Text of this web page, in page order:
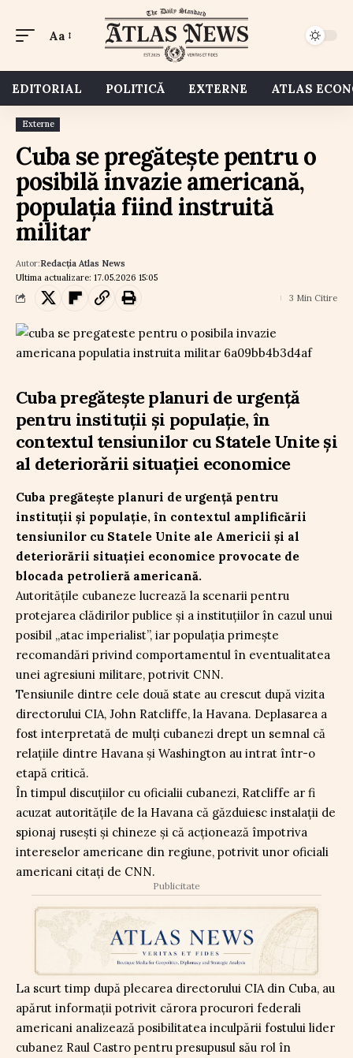
Aa
EDITORIAL POLITICĂ EXTERNE ATLAS
Externe
Cuba se pregătește pentru o
posibilă invazie americană,
populația fiind instruită
militar
Ultima actualizare: 17.05.2026 15:05
Autor:Redacția Atlas News
3 Min Citire
Cuba pregătește planuri de urgență
pentru instituții și populație, în
contextul tensiunilor cu Statele Unite și
al deteriorării situației economice
Cuba pregătește planuri de urgență pentru
instituții și populație, în contextul amplificării
tensiunilor cu Statele Unite ale Americii și al
deteriorării situației economice provocate de
blocada petrolieră americană.
Autoritățile cubaneze lucrează la scenarii pentru
protejarea clădirilor publice și a instituțiilor în cazul unui
posibil „atac imperialist”, iar populația primește
recomandări privind comportamentul în eventualitatea
unei agresiuni militare, potrivit CNN.
Tensiunile dintre cele două state au crescut după vizita
directorului CIA, John Ratcliffe, la Havana. Deplasarea a
fost interpretată de mulți cubanezi drept un semnal că
relațiile dintre Havana și Washington au intrat într-o
etapă critică.
În timpul discuțiilor cu oficialii cubanezi, Ratcliffe ar fi
acuzat autoritățile de la Havana că găzduiesc instalații de
spionaj rusești și chineze și că acționează împotriva
intereselor americane din regiune, potrivit unor oficiali
americani citați de CNN.
Publicitate
La scurt timp după plecarea directorului CIA din Cuba, au
apărut informații potrivit cărora procurori federali
americani analizează posibilitatea inculpării fostului lider
cubanez Raul Castro pentru presupusul său rol în